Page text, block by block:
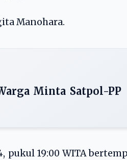
Manohara.
Minta Satpol-PP
pukul 19:00 WITA